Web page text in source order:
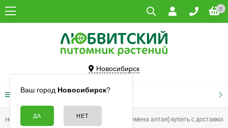
0
Новосибирск
Ваш город Новосибирск?
КАТАЛОГ ТОВАРОВ
Семена Дайкон Дайкон Дубинушка [Семена алтая] купить с доставкой